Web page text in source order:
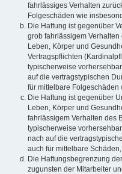
fahrlässiges Verhalten
Folgeschäden wie
Die Haftung ist gegenüber
grob fahrlässigem
Leben, Körper und
Vertragspflichten
typischerweise
auf die vertragstypischen
für mittelbare Folgeschäden
Die Haftung ist gegenüber
Leben, Körper und
fahrlässigem Verhalten des
typischerweise
nach auf die
auch für mittelbare
Die Haftungsbegrenzung
zugunsten der Mitarbeiter